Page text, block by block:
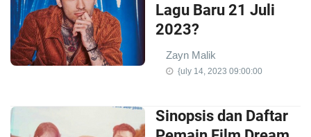
Lagu Baru 21 Juli
2023?
Zayn Malik
{uly 14, 2023 09:00:00
Sinopsis dan Daftar